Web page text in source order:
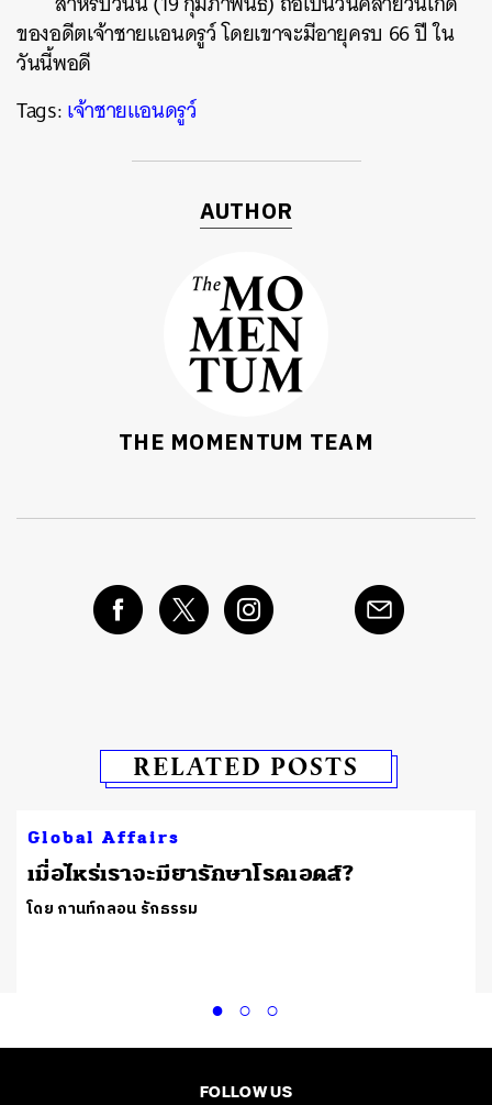
ของอดีตเจ้าชายแอนดรูว์ โดยเขาจะมีอายุครบ 66 ปี ใน
วันนี้พอดี
Tags:เจ้าชายแอนดรูว์
AUTHOR
THE MOMENTUM TEAM
RELATED POSTS
Global Affairs
เมื่อไหร่เราจะมียารักษาโรคเอดส์?
โดย กานท์กลอน รักธรรม
FOLLOW US